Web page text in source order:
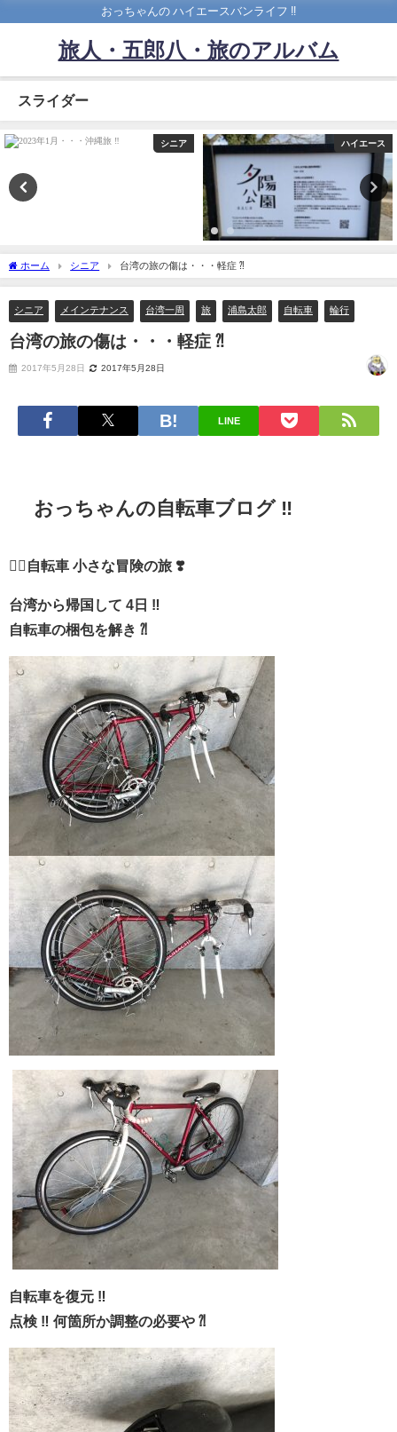
おっちゃんの ハイエースバンライフ ‼️
旅人・五郎八・旅のアルバム
スライダー
シニア ハイエース
ホーム シニア 台湾の旅の傷は・・・軽症 ⁈
シニア メインテナンス 台湾一周 旅 浦島太郎 自転車 輪行
台湾の旅の傷は・・・軽症 ⁈
2017年5月28日 2017年5月28日
LINE
おっちゃんの自転車ブログ ‼︎
🚴‍♀️自転車 小さな冒険の旅 ❣️
台湾から帰国して 4日 ‼︎
自転車の梱包を解き ⁈
自転車を復元 ‼︎
点検 ‼︎ 何箇所か調整の必要や ⁈